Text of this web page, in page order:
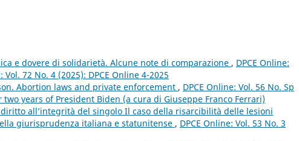
e dovere di solidarietà. Alcune note di comparazione , DPCE Online:
72 No. 4 (2025): DPCE Online 4-2025
Abortion laws and private enforcement , DPCE Online: Vol. 56 No. Sp
years of President Biden (a cura di Giuseppe Franco Ferrari)
all’integrità del singolo Il caso della risarcibilità delle lesioni
giurisprudenza italiana e statunitense , DPCE Online: Vol. 53 No. 3